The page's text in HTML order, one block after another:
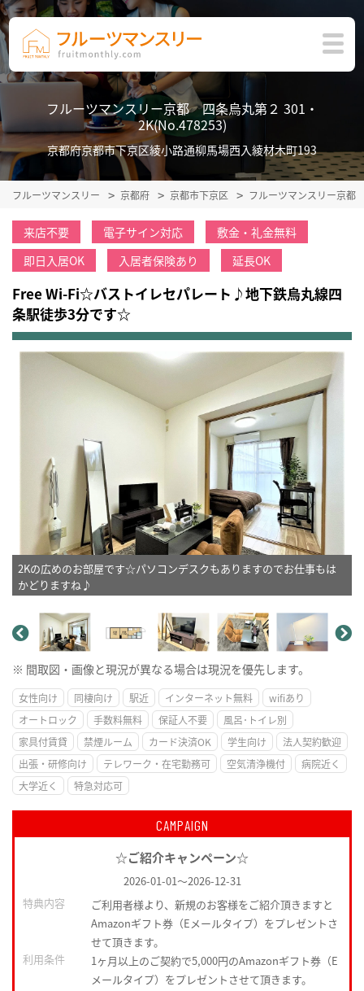
フルーツマンスリー京都 四条烏丸第２ 301・
2K(No.478253)
京都府京都市下京区綾小路通柳馬場西入綾材木町193
フルーツマンスリー 京都府 京都市下京区 フルーツマンスリー京
来店不要 電子サイン対応
敷金・礼金無料
即日入居OK
入居者保険あり 延長OK
Free Wi-Fi☆バストイレセパレート♪地下鉄烏丸線四
条駅徒歩3分です☆
2Kの広めのお部屋です☆パソコンデスクもありますのでお仕事もは
かどりますね♪
※ 間取図・画像と現況が異なる場合は現況を優先します。
女性向け 同棲向け 駅近 インターネット無料
wifiあり
オートロック
手数料無料 保証人不要
風呂･トイレ別
家具付賃貸
禁煙ルーム カード決済OK 学生向け
法人契約歓迎
出張・研修向け
テレワーク・在宅勤務可 空気清浄機付
病院近く
大学近く
特急対応可
CAMPAIGN
☆ご紹介キャンペーン☆
2026-01-01～2026-12-31
特典内容
ご利用者様より、新規のお客様をご紹介頂きますと
Amazonギフト券（Eメールタイプ）をプレゼントさ
せて頂きます。
利用条件
1ヶ月以上のご契約で5,000円のAmazonギフト券（E
メールタイプ）をプレゼントさせて頂きます。